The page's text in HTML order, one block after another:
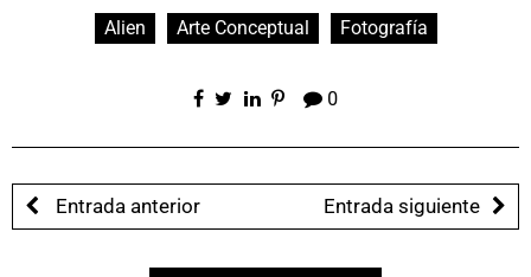
Alien Arte Conceptual Fotografía
0
Entrada anterior Entrada siguiente